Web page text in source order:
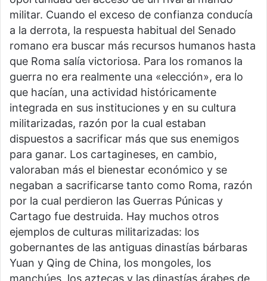
militar. Cuando el exceso de confianza conducía
a la derrota, la respuesta habitual del Senado
romano era buscar más recursos humanos hasta
que Roma salía victoriosa. Para los romanos la
guerra no era realmente una «elección», era lo
que hacían, una actividad históricamente
integrada en sus instituciones y en su cultura
militarizadas, razón por la cual estaban
dispuestos a sacrificar más que sus enemigos
para ganar. Los cartagineses, en cambio,
valoraban más el bienestar económico y se
negaban a sacrificarse tanto como Roma, razón
por la cual perdieron las Guerras Púnicas y
Cartago fue destruida. Hay muchos otros
ejemplos de culturas militarizadas: los
gobernantes de las antiguas dinastías bárbaras
Yuan y Qing de China, los mongoles, los
manchúes, los aztecas y las dinastías árabes de